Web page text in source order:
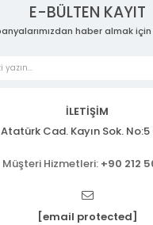
E-BÜLTEN KAYIT
haber almak için
İLETİŞİM
Cad. Kayın Sok. No:5
Müşteri Hizmetleri: +90 212
[email protected]